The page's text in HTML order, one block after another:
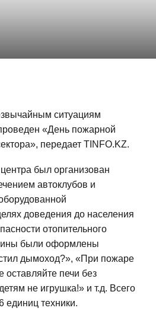
ситуациям
«День пожарной
передает TINFO.KZ.
был организован
автоклубов и
доведения до населения
отопительного
были оформлены
дымоход?», «При пожаре
оставляйте печи без
не игрушка!» и т.д. Всего
единиц техники.